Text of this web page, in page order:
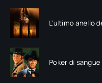
L'ultimo anello
Poker di sangue